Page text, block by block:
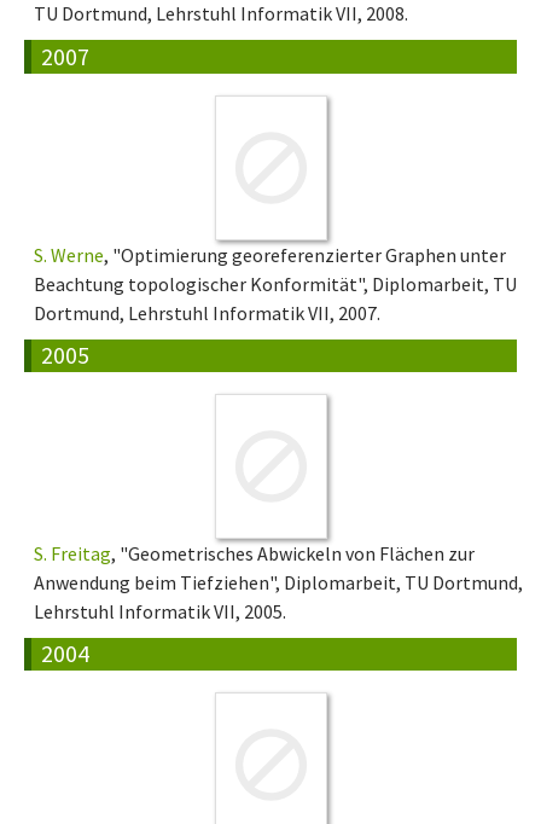
TU Dortmund, Lehrstuhl Informatik VII, 2008.
2007
S. Werne, "Optimierung georeferenzierter Graphen unter
Beachtung topologischer Konformität", Diplomarbeit, TU
Dortmund, Lehrstuhl Informatik VII, 2007.
2005
S. Freitag, "Geometrisches Abwickeln von Flächen zur
Anwendung beim Tiefziehen", Diplomarbeit, TU Dortmund,
Lehrstuhl Informatik VII, 2005.
2004